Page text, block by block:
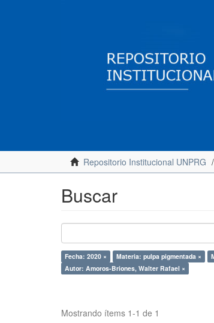
Repositorio Institucional UNPRG
Buscar
Fecha: 2020 × Materia: pulpa pigmentada ×
Autor: Amoros-Briones, Walter Rafael ×
Mostrando ítems 1-1 de 1